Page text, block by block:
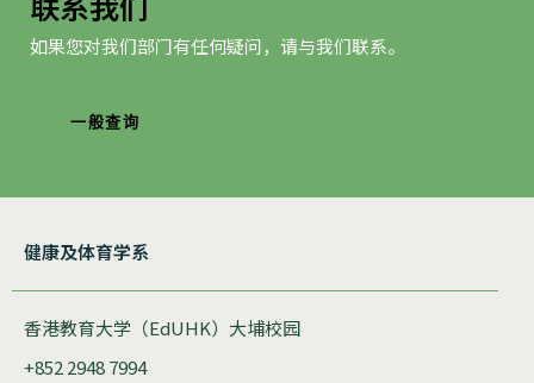
如果您对我们部门有任何疑问，请与我们联系。
一般查询
健康及体育学系
香港教育大学（EdUHK）大埔校园
+852 2948 7994